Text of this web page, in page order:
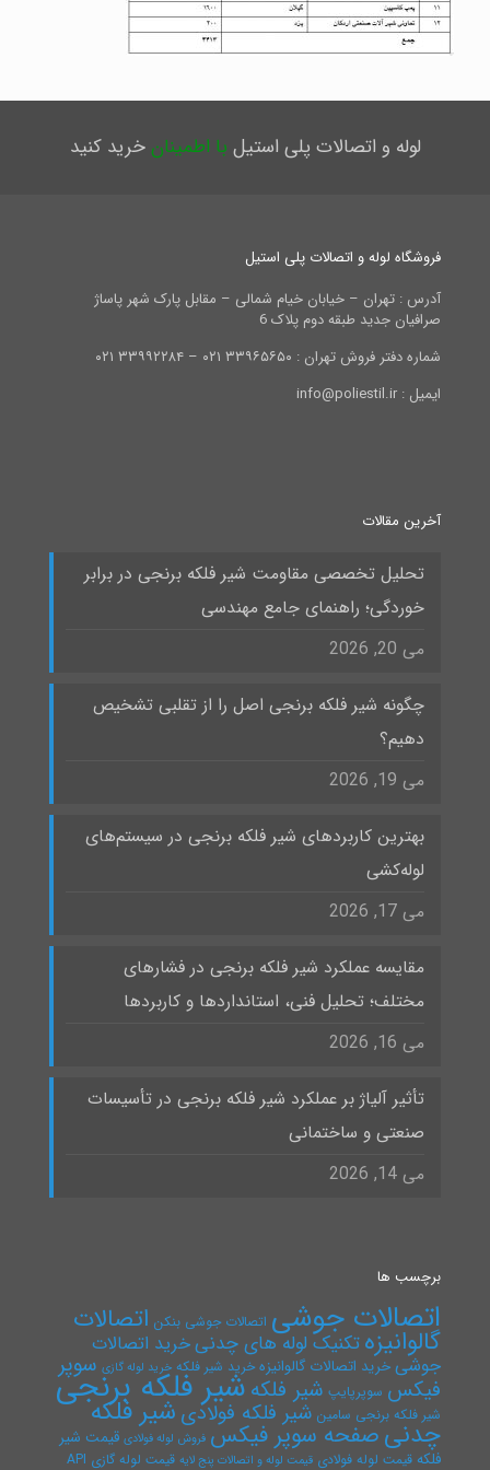
لوله و اتصالات پلی استیل با اطمینانخرید کنید
فروشگاه لوله و اتصالات پلی استیل
آدرس : تهران – خیابان خیام شمالی – مقابل پارک شهر پاساژ
صرافیان جدید طبقه دوم پلاک 6
شماره دفتر فروش تهران : ۳۳۹۶۵۶۵۰ ۰۲۱ – ۳۳۹۹۲۲۸۴ ۰۲۱
ایمیل : info@poliestil.ir
آخرین مقالات
تحلیل تخصصی مقاومت شیر فلکه برنجی در برابر
خوردگی؛ راهنمای جامع مهندسی
می 20, 2026
چگونه شیر فلکه برنجی اصل را از تقلبی تشخیص
دهیم؟
می 19, 2026
بهترین کاربردهای شیر فلکه برنجی در سیستم‌های
لوله‌کشی
می 17, 2026
مقایسه عملکرد شیر فلکه برنجی در فشارهای
مختلف؛ تحلیل فنی، استانداردها و کاربردها
می 16, 2026
تأثیر آلیاژ بر عملکرد شیر فلکه برنجی در تأسیسات
صنعتی و ساختمانی
می 14, 2026
برچسب ها
اتصالات جوشی اتصالات جوشی بنکن اتصالات
گالوانیزهتکنیک لوله های چدنیخرید اتصالات
جوشیخرید اتصالات گالوانیزه خرید شیر فلکه خرید لوله گازی سوپر
فیکس سوپرپایپ شیر فلکه شیر فلکه برنجی
شیر فلکه برنجی سامین شیر فلکه فولادی شیر فلکه
چدنیصفحه سوپر فیکس فروش لوله فولادی قیمت شیر
فلکه قیمت لوله فولادی قیمت لوله و اتصالات پنج لایه قیمت لوله گازی API